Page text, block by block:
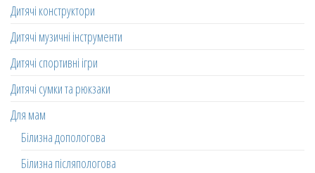
Дитячі конструктори
Дитячі музичні інструменти
Дитячі спортивні ігри
Дитячі сумки та рюкзаки
Для мам
Білизна допологова
Білизна післяпологова